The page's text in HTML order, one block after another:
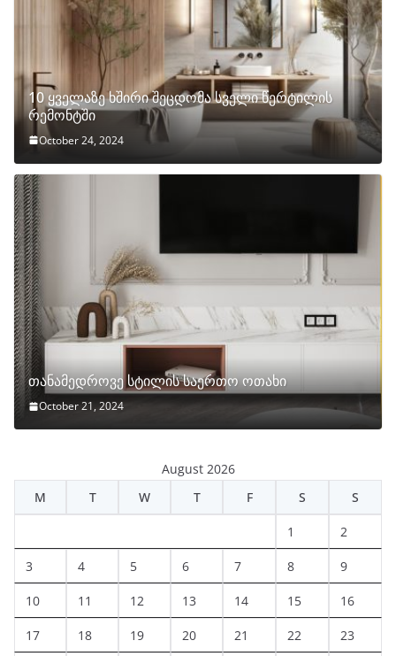
10 ყველაზე ხშირი შეცდომა სველი წერტილის
რემონტში
October 24, 2024
თანამედროვე სტილის საერთო ოთახი
October 21, 2024
August 2026
M
T W T F S S
1 2
3 4 5 6 7 8 9
10 11 12 13 14 15 16
17 18 19 20 21 22 23